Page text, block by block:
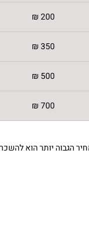
200 ₪
350 ₪
500 ₪
700 ₪
הגבוה יותר הוא